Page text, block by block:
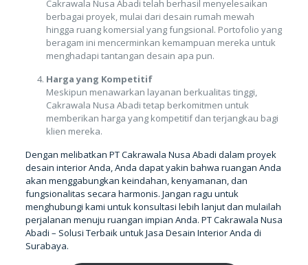
Cakrawala Nusa Abadi telah berhasil menyelesaikan
berbagai proyek, mulai dari desain rumah mewah
hingga ruang komersial yang fungsional. Portofolio yang
beragam ini mencerminkan kemampuan mereka untuk
menghadapi tantangan desain apa pun.
Harga yang Kompetitif
Meskipun menawarkan layanan berkualitas tinggi,
Cakrawala Nusa Abadi tetap berkomitmen untuk
memberikan harga yang kompetitif dan terjangkau bagi
klien mereka.
Dengan melibatkan PT Cakrawala Nusa Abadi dalam proyek
desain interior Anda, Anda dapat yakin bahwa ruangan Anda
akan menggabungkan keindahan, kenyamanan, dan
fungsionalitas secara harmonis. Jangan ragu untuk
menghubungi kami untuk konsultasi lebih lanjut dan mulailah
perjalanan menuju ruangan impian Anda. PT Cakrawala Nusa
Abadi – Solusi Terbaik untuk Jasa Desain Interior Anda di
Surabaya.